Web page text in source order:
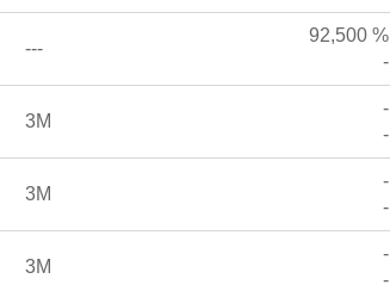
---
92,500 %
-
3M
-
-
3M
-
-
3M
-
-